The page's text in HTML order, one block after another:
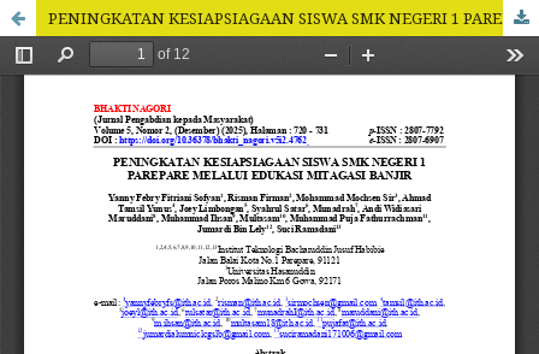
PENINGKATAN KESIAPSIAGAAN SISWA SMK NEGERI 1 PAREPARE MELALUI EDUKASI MITAGASI BANJIR